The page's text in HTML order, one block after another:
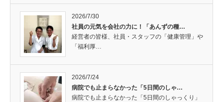
2026/7/30
社員の元気を会社の力に！「あんずの種…
経営者の皆様、社員・スタッフの「健康管理」や
「福利厚…
2026/7/24
病院でも止まらなかった「5日間のしゃ…
病院でも止まらなかった「5日間のしゃっくり」